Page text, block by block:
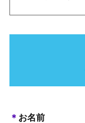
＊ お名前